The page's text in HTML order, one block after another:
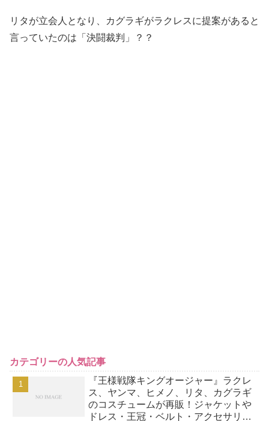
リタが立会人となり、カグラギがラクレスに提案があると
言っていたのは「決闘裁判」？？
カテゴリーの人気記事
『王様戦隊キングオージャー』ラクレ
ス、ヤンマ、ヒメノ、リタ、カグラギ
のコスチュームが再販！ジャケットや
ドレス・王冠・ベルト・アクセサリー